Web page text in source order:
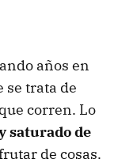
años en
se trata de
corren. Lo
saturado de
de cosas.